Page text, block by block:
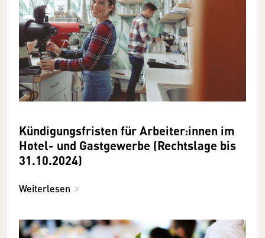
Kündigungsfristen für Arbeiter:innen im
Hotel- und Gastgewerbe (Rechtslage bis
31.10.2024)
Weiterlesen